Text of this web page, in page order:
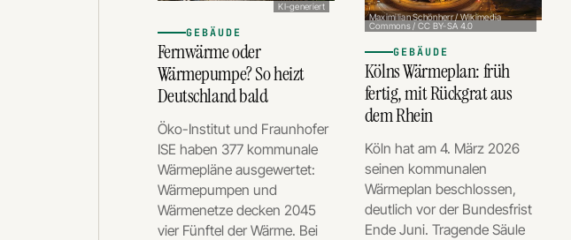
KI-generiert
GEBÄUDE
Fernwärme oder
Wärmepumpe? So heizt
Deutschland bald
Öko-Institut und Fraunhofer
ISE haben 377 kommunale
Wärmepläne ausgewertet:
Wärmepumpen und
Wärmenetze decken 2045
vier Fünftel der Wärme. Bei
Maximilian Schönherr / Wikimedia
Commons / CC BY-SA 4.0
GEBÄUDE
Kölns Wärmeplan: früh
fertig, mit Rückgrat aus
dem Rhein
Köln hat am 4. März 2026
seinen kommunalen
Wärmeplan beschlossen,
deutlich vor der Bundesfrist
Ende Juni. Tragende Säule